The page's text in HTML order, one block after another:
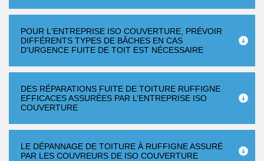
POUR L'ENTREPRISE ISO COUVERTURE, PRÉVOIR
DIFFÉRENTS TYPES DE BÂCHES EN CAS
D'URGENCE FUITE DE TOIT EST NÉCESSAIRE
DES RÉPARATIONS FUITE DE TOITURE RUFFIGNE
EFFICACES ASSURÉES PAR L’ENTREPRISE ISO
COUVERTURE
LE DÉPANNAGE DE TOITURE À RUFFIGNE ASSURÉ
PAR LES COUVREURS DE ISO COUVERTURE